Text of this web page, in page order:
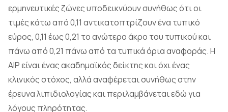
ερμηνευτικές ζώνες υποδεικνύουν συνήθως ότι οι
τιμές κάτω από 0,11 αντικατοπτρίζουν ένα τυπικό
εύρος, 0,11 έως 0,21 το ανώτερο άκρο του τυπικού και
πάνω από 0,21 πάνω από τα τυπικά όρια αναφοράς. Η
AIP είναι ένας ακαδημαϊκός δείκτης και όχι ένας
κλινικός στόχος, αλλά αναφέρεται συνήθως στην
έρευνα λιπιδιολογίας και περιλαμβάνεται εδώ για
λόγους πληρότητας.